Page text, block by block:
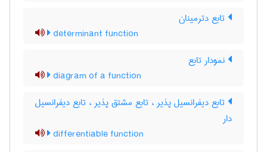
تابع دترمینان
determinant function
نمودار تابع
diagram of a function
تابع دیفرانسیل پذیر ، تابع مشتق پذیر ، تابع دیفرانسیل
دار
differentiable function